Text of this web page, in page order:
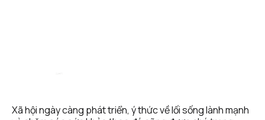
Xã hội ngày càng phát triển, ý thức về lối sống lành mạnh